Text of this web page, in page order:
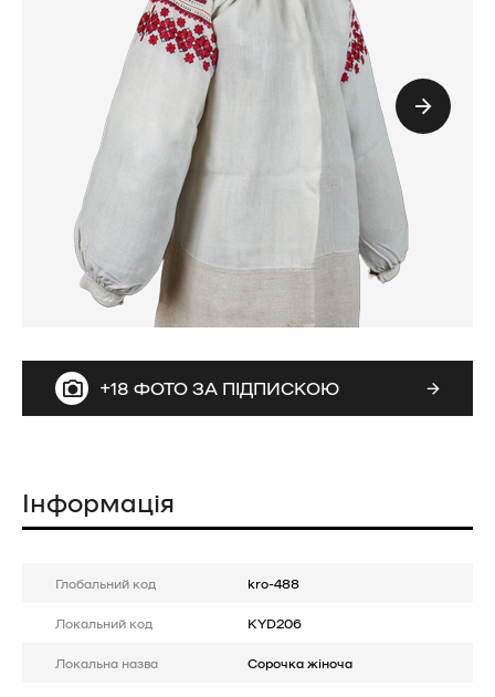
+18 ФОТО ЗА ПІДПИСКОЮ
Інформація
Глобальний код kro-488
Локальний код KYD206
Локальна назва Сорочка жіноча